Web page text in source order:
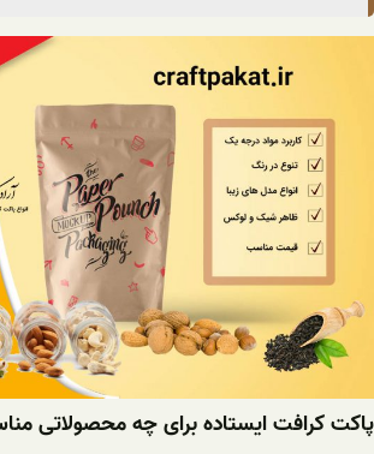
پاکت کرافت ایستاده برای چه محصولاتی